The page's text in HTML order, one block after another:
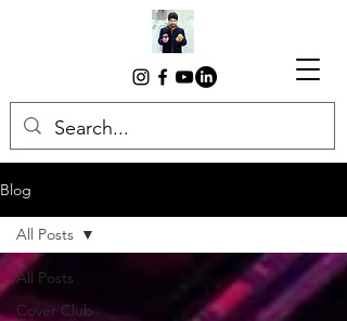
Blog
All Posts
Cover Club
All Posts